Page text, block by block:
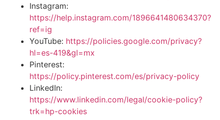
Instagram:
https://help.instagram.com/1896641480634370?
ref=ig
YouTube: https://policies.google.com/privacy?
hl=es-419&gl=mx
Pinterest:
https://policy.pinterest.com/es/privacy-policy
LinkedIn:
https://www.linkedin.com/legal/cookie-policy?
trk=hp-cookies